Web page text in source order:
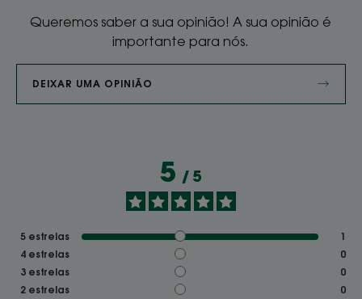
Queremos saber a sua opinião! A sua opinião é
importante para nós.
DEIXAR UMA OPINIÃO
5/ 5
5 estrelas
1
4 estrelas
0
3 estrelas
0
2 estrelas
0